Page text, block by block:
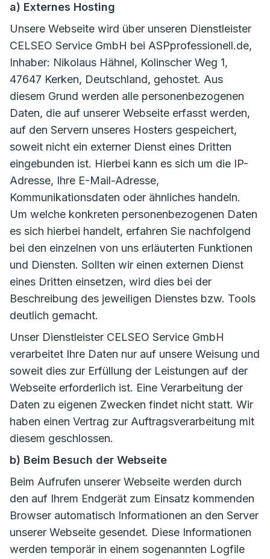
a) Externes Hosting
Unsere Webseite wird über unseren Dienstleister
CELSEO Service GmbH bei ASPprofessionell.de,
Inhaber: Nikolaus Hähnel, Kolinscher Weg 1,
47647 Kerken, Deutschland, gehostet. Aus
diesem Grund werden alle personenbezogenen
Daten, die auf unserer Webseite erfasst werden,
auf den Servern unseres Hosters gespeichert,
soweit nicht ein externer Dienst eines Dritten
eingebunden ist. Hierbei kann es sich um die IP-
Adresse, Ihre E-Mail-Adresse,
Kommunikationsdaten oder ähnliches handeln.
Um welche konkreten personenbezogenen Daten
es sich hierbei handelt, erfahren Sie nachfolgend
bei den einzelnen von uns erläuterten Funktionen
und Diensten. Sollten wir einen externen Dienst
eines Dritten einsetzen, wird dies bei der
Beschreibung des jeweiligen Dienstes bzw. Tools
deutlich gemacht.
Unser Dienstleister CELSEO Service GmbH
verarbeitet Ihre Daten nur auf unsere Weisung und
soweit dies zur Erfüllung der Leistungen auf der
Webseite erforderlich ist. Eine Verarbeitung der
Daten zu eigenen Zwecken findet nicht statt. Wir
haben einen Vertrag zur Auftragsverarbeitung mit
diesem geschlossen.
b) Beim Besuch der Webseite
Beim Aufrufen unserer Webseite werden durch
den auf Ihrem Endgerät zum Einsatz kommenden
Browser automatisch Informationen an den Server
unserer Webseite gesendet. Diese Informationen
werden temporär in einem sogenannten Logfile